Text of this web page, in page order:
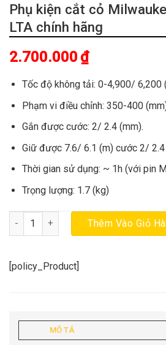
Phụ kiện cắt cỏ
LTA chính hãng
2.700.000 ₫
Tốc độ không tải: 0-4,900/ 6,200
Phạm vi điều chỉnh: 350-400
Gắn được cước: 2/ 2.4 (mm).
Giữ được 7.6/ 6.1 (m) cước 2/
Thời gian sử dụng: ~ 1h (với pin
Trọng lượng: 1.7 (kg)
Phụ kiện cắt cỏ Milwaukee M18
Thêm Vào Giỏ
[policy_Product]
MÔ TẢ